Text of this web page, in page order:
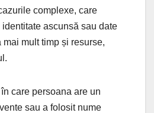
complexe, care
ascunsă sau date
mai mult timp și resurse,
care persoana are un
sau a folosit nume